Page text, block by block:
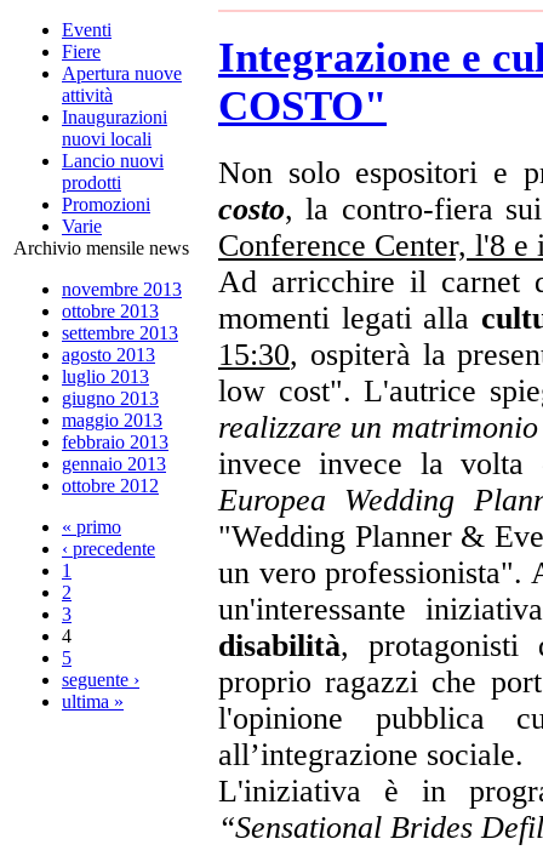
Eventi
Fiere
Apertura nuove
attività
Inaugurazioni
nuovi locali
Lancio nuovi
prodotti
Promozioni
Varie
Archivio mensile news
novembre 2013
ottobre 2013
settembre 2013
agosto 2013
luglio 2013
giugno 2013
maggio 2013
febbraio 2013
gennaio 2013
ottobre 2012
« primo
‹ precedente
1
2
3
4
5
seguente ›
ultima »
Integrazione e
COSTO"
Non solo espositori e
costo, la contro-fiera
Conference Center, l'8
Ad arricchire il carnet
momenti legati alla
15:30, ospiterà la
low cost". L'autrice
realizzare un
invece invece la volta
Europea Wedding
"Wedding Planner &
un vero
un'interessante
disabilità, protagonisti
proprio ragazzi che
l'opinione pubblica
all’integrazione sociale.
L'iniziativa è in
“Sensational Brides